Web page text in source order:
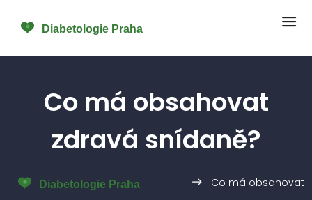
Co má obsahovat
zdravá snídaně?
Co má obsahovat